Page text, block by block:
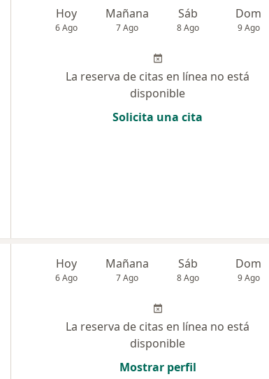
Hoy
6 Ago
Mañana
7 Ago
Sáb
8 Ago
Dom
9 Ago
La reserva de citas en línea no está
disponible
Solicita una cita
Hoy
6 Ago
Mañana
7 Ago
Sáb
8 Ago
Dom
9 Ago
La reserva de citas en línea no está
disponible
Mostrar perfil